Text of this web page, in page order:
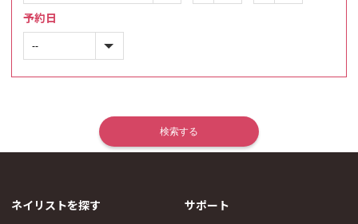
予約日
ネイリストを探す サポート